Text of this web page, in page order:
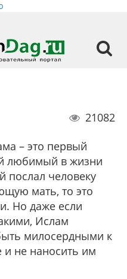
21082
– это первый
любимый в жизни
послал человеку
мать, то это
Но даже если
Ислам
милосердными к
и не наносить им